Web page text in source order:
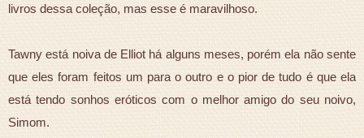
livros dessa coleção, mas esse é maravilhoso.
Tawny está noiva de Elliot há alguns meses, porém ela não sente
que eles foram feitos um para o outro e o pior de tudo é que ela
está tendo sonhos eróticos com o melhor amigo do seu noivo,
Simom.